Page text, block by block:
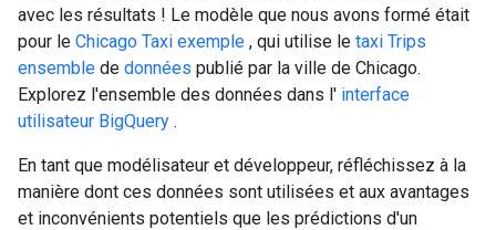
avec les résultats ! Le modèle que nous avons formé était
pour le Chicago Taxi exemple , qui utilise le taxi Trips
ensemble de données publié par la ville de Chicago.
Explorez l'ensemble des données dans l' interface
utilisateur BigQuery .
En tant que modélisateur et développeur, réfléchissez à la
manière dont ces données sont utilisées et aux avantages
et inconvénients potentiels que les prédictions d'un